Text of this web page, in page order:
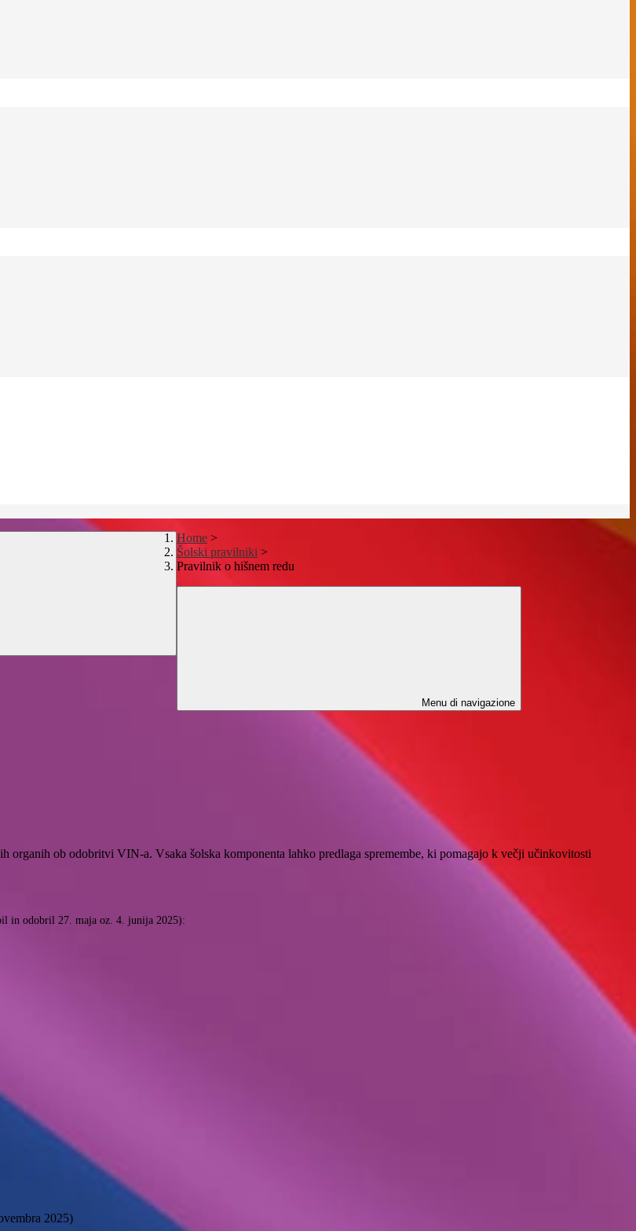
Home >
Šolski pravilniki >
Pravilnik o hišnem redu
Menu di navigazione
ob odobritvi VIN-a. Vsaka šolska komponenta lahko predlaga spremembe, ki pomagajo k večji učinkovitosti
in odobril 27. maja oz. 4. junija 2025):
2025)